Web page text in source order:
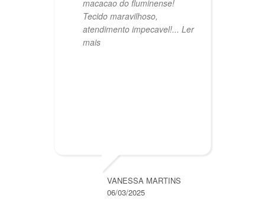
macacao do fluminense!
Tecido maravilhoso,
atendimento impecavel!... Ler
mais
VANESSA MARTINS
06/03/2025